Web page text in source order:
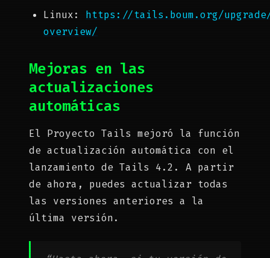
Linux: https://tails.boum.org/
overview/
Mejoras en las
actualizaciones
automáticas
El Proyecto Tails mejoró la función
de actualización automática con el
lanzamiento de Tails 4.2. A partir
de ahora, puedes actualizar todas
las versiones anteriores a la
última versión.